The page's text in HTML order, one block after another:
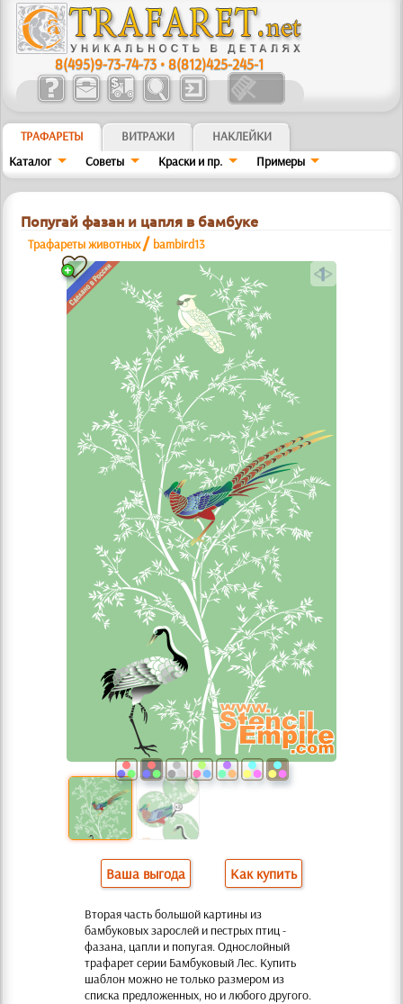
8(495)9-73-74-73 •8(812)425-245-1
ТРАФАРЕТЫ ВИТРАЖИ
НАКЛЕЙКИ
Каталог
Советы Краски и пр. Примеры
Попугай фазан и цапля в бамбуке
Трафареты животных / bambird13
a
Ваша выгода Как купить
Вторая часть большой картины из
бамбуковых зарослей и пестрых птиц -
фазана, цапли и попугая. Однослойный
трафарет серии Бамбуковый Лес. Купить
шаблон можно не только размером из
списка предложенных, но и любого другого.